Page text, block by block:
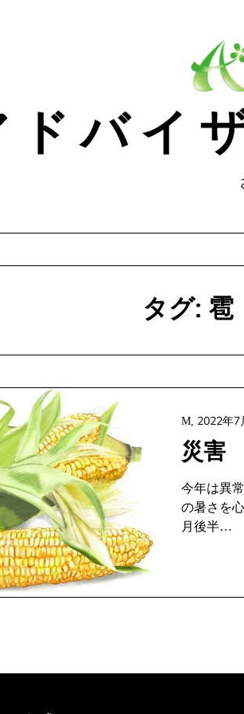
ド バ イ
タグ: 雹
災害
M, 2022年7
今年は異
の暑さを
月後半…